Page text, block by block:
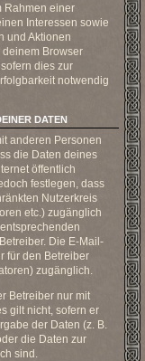
Rahmen einer
Interessen sowie
und Aktionen
Browser
dies zur
notwendig
DATEN
anderen Personen
die Daten deines
öffentlich
festlegen, dass
Nutzerkreis
etc.) zugänglich
Die E-Mail-
für den Betreiber
zugänglich.
Betreiber nur mit
gilt nicht, sofern er
der Daten (z. B.
die Daten zur
sind.